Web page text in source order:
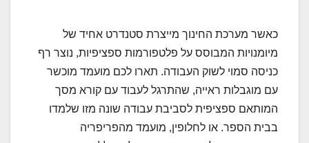
כאשר מערכת החינוך מייצרת סטנדרט אחיד של
מיומנויות המבוסס על פלטפורמות ספציפיות, נוצר רף
כניסה סמוי לשוק העבודה. תארו לכם מועמד מוכשר
עם מוגבלות ראייה, שהתרגל לעבוד עם קורא מסך
המותאם ספציפית לסביבת עבודה שונה מזו שלמדו
בבית הספר. או לחלופין, מועמד מהפריפריה